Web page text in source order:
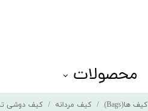
محصولات
کیف ها(Bags) کیف مردانه کیف دوشی